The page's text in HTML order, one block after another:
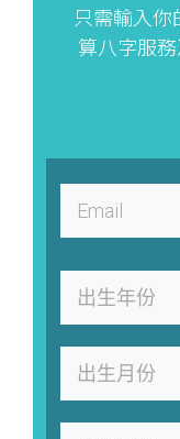
只需輸入
算八字服